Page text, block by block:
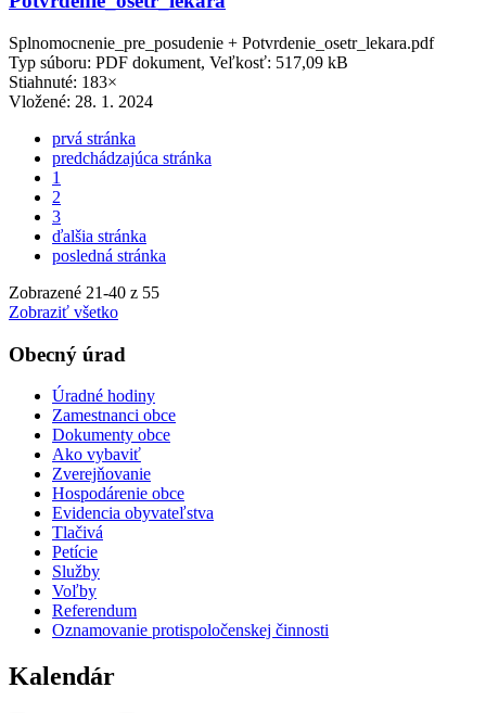
Splnomocnenie_pre_posudenie + Potvrdenie_osetr_lekara.pdf
Typ súboru: PDF dokument, Veľkosť: 517,09 kB
Stiahnuté: 183×
Vložené: 28. 1. 2024
prvá stránka
predchádzajúca stránka
1
2
3
ďalšia stránka
posledná stránka
Zobrazené 21-40 z 55
Zobraziť všetko
Obecný úrad
Úradné hodiny
Zamestnanci obce
Dokumenty obce
Ako vybaviť
Zverejňovanie
Hospodárenie obce
Evidencia obyvateľstva
Tlačivá
Petície
Služby
Voľby
Referendum
Oznamovanie protispoločenskej činnosti
Kalendár